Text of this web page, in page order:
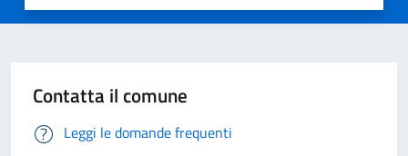
Contatta il comune
Leggi le domande frequenti